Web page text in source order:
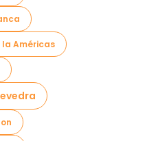
la Américas